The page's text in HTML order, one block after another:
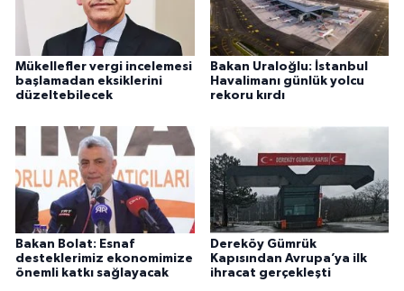
Mükellefler vergi incelemesi
başlamadan eksiklerini
düzeltebilecek
Bakan Uraloğlu: İstanbul
Havalimanı günlük yolcu
rekoru kırdı
Bakan Bolat: Esnaf
desteklerimiz ekonomimize
önemli katkı sağlayacak
Dereköy Gümrük
Kapısından Avrupa’ya ilk
ihracat gerçekleşti